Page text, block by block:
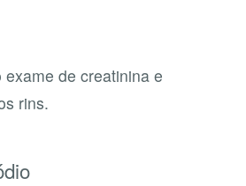
de creatinina e
rins.